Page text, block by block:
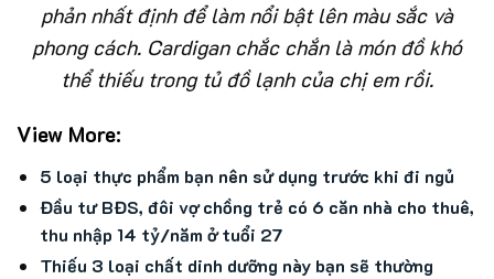
phản nhất định để làm nổi bật lên màu sắc và
phong cách. Cardigan chắc chắn là món đồ khó
thể thiếu trong tủ đồ lạnh của chị em rồi.
View More:
5 loại thực phẩm bạn nên sử dụng trước khi đi ngủ
Đầu tư BĐS, đôi vợ chồng trẻ có 6 căn nhà cho thuê,
thu nhập 14 tỷ/năm ở tuổi 27
Thiếu 3 loại chất dinh dưỡng này bạn sẽ thường